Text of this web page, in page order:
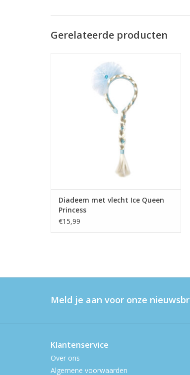
Gerelateerde producten
TOEVOEGEN AAN WINKELWAGEN
Diadeem met vlecht Ice Queen
Princess
€15,99
Meld je aan voor onze
Klantenservice
Over ons
Algemene voorwaarden